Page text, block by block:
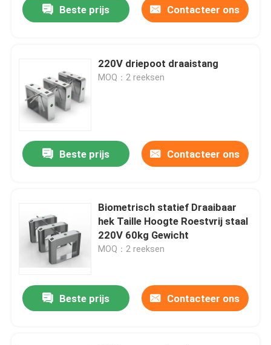
Beste prijs Contacteer ons
220V driepoot draaistang
MOQ：2 reeksen
Beste prijs Contacteer ons
Biometrisch statief Draaibaar
hek Taille Hoogte Roestvrij staal
220V 60kg Gewicht
MOQ：2 reeksen
Beste prijs Contacteer ons